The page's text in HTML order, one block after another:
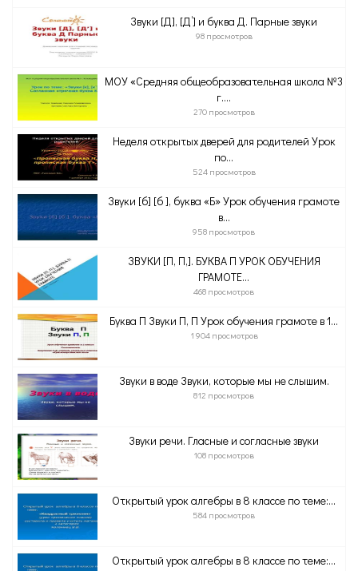
Звуки [Д], [Д’] и буква Д. Парные звуки
98 просмотров
МОУ «Средняя общеобразовательная школа №3
г....
270 просмотров
Неделя открытых дверей для родителей Урок
по...
524 просмотров
Звуки [б] [б ], буква «Б» Урок обучения грамоте
в...
958 просмотров
ЗВУКИ [П, П,]. БУКВА П УРОК ОБУЧЕНИЯ
ГРАМОТЕ...
468 просмотров
Буква П Звуки П, П Урок обучения грамоте в 1...
1 904 просмотров
Звуки в воде Звуки, которые мы не слышим.
812 просмотров
Звуки речи. Гласные и согласные звуки
108 просмотров
Открытый урок алгебры в 8 классе по теме:...
584 просмотров
Открытый урок алгебры в 8 классе по теме:...